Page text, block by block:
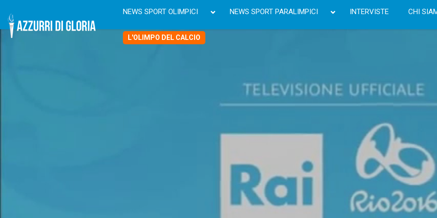
NEWS SPORT OLIMPICI NEWS SPORT PARALIMPICI INTERVISTE CHI
L'OLIMPO DEL CALCIO